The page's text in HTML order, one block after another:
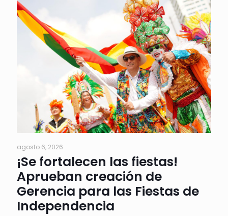
agosto 6, 2026
¡Se fortalecen las fiestas!
Aprueban creación de
Gerencia para las Fiestas de
Independencia